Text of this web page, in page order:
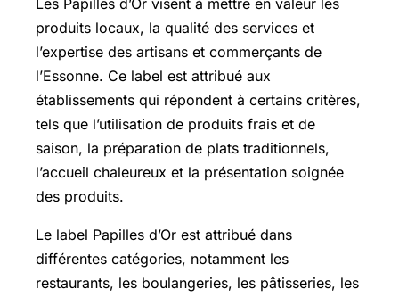
Les Papilles d’Or visent à mettre en valeur les
produits locaux, la qualité des services et
l’expertise des artisans et commerçants de
l’Essonne. Ce label est attribué aux
établissements qui répondent à certains critères,
tels que l’utilisation de produits frais et de
saison, la préparation de plats traditionnels,
l’accueil chaleureux et la présentation soignée
des produits.
Le label Papilles d’Or est attribué dans
différentes catégories, notamment les
restaurants, les boulangeries, les pâtisseries, les